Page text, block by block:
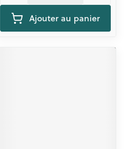
Ajouter au panier